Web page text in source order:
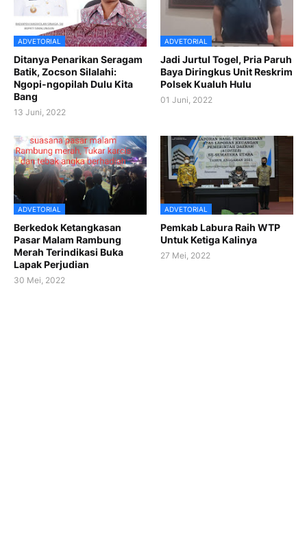
ADVETORIAL
Ditanya Penarikan Seragam
Batik, Zocson Silalahi:
Ngopi-ngopilah Dulu Kita
Bang
13 Juni, 2022
ADVETORIAL
Jadi Jurtul Togel, Pria Paruh
Baya Diringkus Unit Reskrim
Polsek Kualuh Hulu
01 Juni, 2022
ADVETORIAL
Berkedok Ketangkasan
Pasar Malam Rambung
Merah Terindikasi Buka
Lapak Perjudian
30 Mei, 2022
ADVETORIAL
Pemkab Labura Raih WTP
Untuk Ketiga Kalinya
27 Mei, 2022